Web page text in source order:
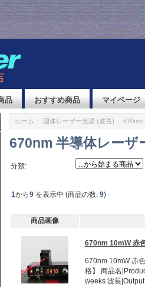
品 おすすめ商品 マイページ
ホーム :: 固体レーザー光源 (波長) :: 670nm
670nm 半導体レーザ
分類:
1から9を表示中 (商品の数: 9)
商品画像
670nm 10mW 赤
670nm 10mW 赤
格】 商品名
weeks 波長